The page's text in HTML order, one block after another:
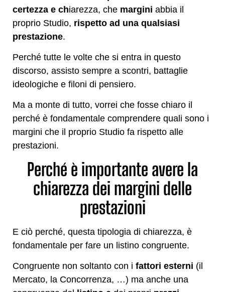
certezza e chiarezza, che margini abbia il
proprio Studio, rispetto ad una qualsiasi
prestazione.
Perché tutte le volte che si entra in questo
discorso, assisto sempre a scontri, battaglie
ideologiche e filoni di pensiero.
Ma a monte di tutto, vorrei che fosse chiaro il
perché è fondamentale comprendere quali sono i
margini che il proprio Studio fa rispetto alle
prestazioni.
Perché è importante avere la
chiarezza dei margini delle
prestazioni
E ciò perché, questa tipologia di chiarezza, è
fondamentale per fare un listino congruente.
Congruente non soltanto con i fattori esterni (il
Mercato, la Concorrenza, …) ma anche una